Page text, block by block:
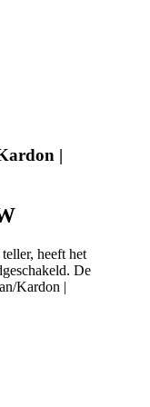
|
heeft het
De
Kardon |